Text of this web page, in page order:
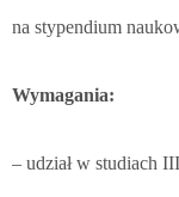
na stypendium
Wymagania:
– udział w studiach